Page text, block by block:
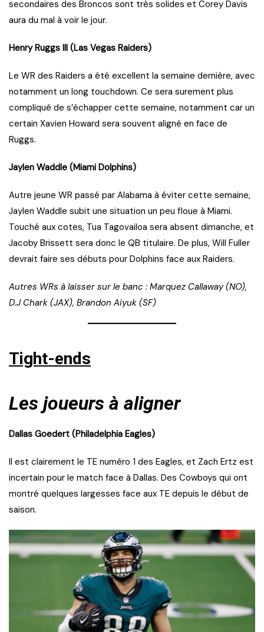
secondaires des Broncos sont très solides et Corey Davis
aura du mal à voir le jour.
Henry Ruggs III (Las Vegas Raiders)
Le WR des Raiders a été excellent la semaine dernière, avec
notamment un long touchdown. Ce sera surement plus
compliqué de s’échapper cette semaine, notamment car un
certain Xavien Howard sera souvent aligné en face de
Ruggs.
Jaylen Waddle (Miami Dolphins)
Autre jeune WR passé par Alabama à éviter cette semaine,
Jaylen Waddle subit une situation un peu floue à Miami.
Touché aux cotes, Tua Tagovailoa sera absent dimanche, et
Jacoby Brissett sera donc le QB titulaire. De plus, Will Fuller
devrait faire ses débuts pour Dolphins face aux Raiders.
Autres WRs à laisser sur le banc : Marquez Callaway (NO),
D.J Chark (JAX), Brandon Aiyuk (SF)
Tight-ends
Les joueurs à aligner
Dallas Goedert (Philadelphia Eagles)
Il est clairement le TE numéro 1 des Eagles, et Zach Ertz est
incertain pour le match face à Dallas. Des Cowboys qui ont
montré quelques largesses face aux TE depuis le début de
saison.